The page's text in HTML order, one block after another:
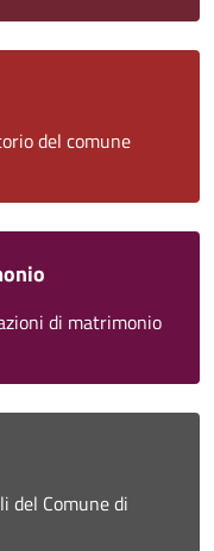
del comune
di matrimonio
del Comune di